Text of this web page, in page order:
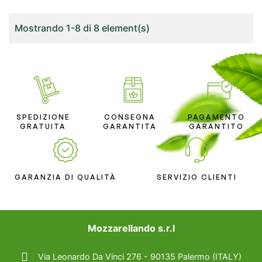
Mostrando 1-8 di 8 element(s)
SPEDIZIONE
GRATUITA
CONSEGNA
GARANTITA
PAGAMENTO
GARANTITO
GARANZIA DI QUALITÀ SERVIZIO CLIENTI
Mozzarellando s.r.l
Via Leonardo Da Vinci 276 - 90135 Palermo (ITALY)